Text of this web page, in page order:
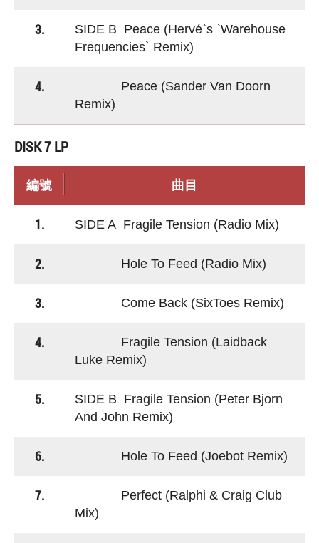
3.
SIDE B Peace (Hervé`s `Warehouse
Frequencies` Remix)
4.
Peace (Sander Van Doorn
Remix)
DISK 7 LP
編號 曲目
1. SIDE A Fragile Tension (Radio Mix)
2. Hole To Feed (Radio Mix)
3. Come Back (SixToes Remix)
4.
Fragile Tension (Laidback
Luke Remix)
5.
SIDE B Fragile Tension (Peter Bjorn
And John Remix)
6. Hole To Feed (Joebot Remix)
7.
Perfect (Ralphi & Craig Club
Mix)